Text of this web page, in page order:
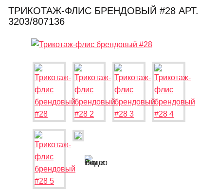
ТРИКОТАЖ-ФЛИС БРЕНДОВЫЙ #28 АРТ.
3203/807136